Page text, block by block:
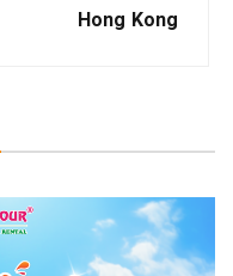
Hong Kong